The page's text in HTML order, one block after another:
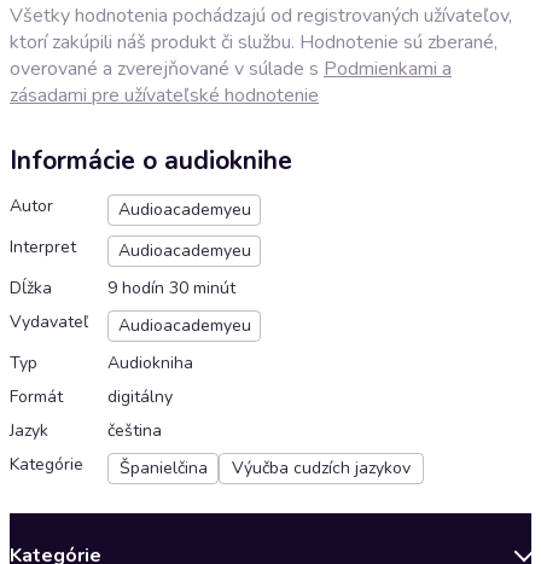
Všetky hodnotenia pochádzajú od registrovaných užívateľov,
ktorí zakúpili náš produkt či službu. Hodnotenie sú zberané,
overované a zverejňované v súlade s Podmienkami a
zásadami pre užívateľské hodnotenie
Informácie o audioknihe
Autor
Audioacademyeu
Interpret
Audioacademyeu
Dĺžka
9 hodín 30 minút
Vydavateľ
Audioacademyeu
Typ
Audiokniha
Formát
digitálny
Jazyk
čeština
Kategórie
Španielčina Výučba cudzích jazykov
Kategórie